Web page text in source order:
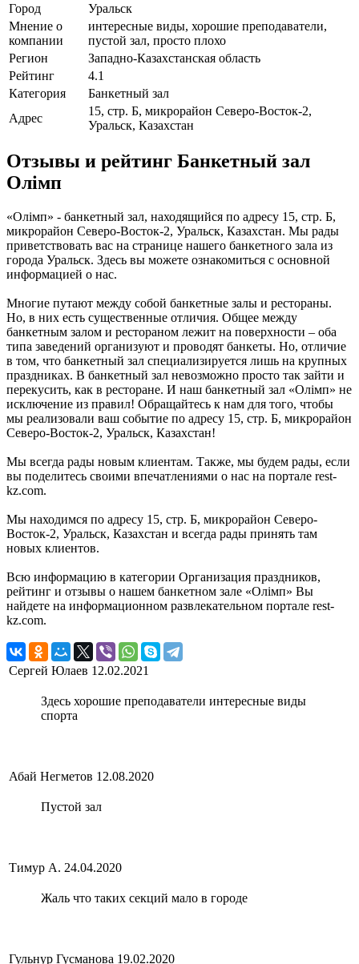
Город
Уральск
Мнение о
компании
интересные виды, хорошие преподаватели,
пустой зал, просто плохо
Регион
Западно-Казахстанская область
Рейтинг
4.1
Категория
Банкетный зал
Адрес
15, стр. Б, микрорайон Северо-Восток-2,
Уральск, Казахстан
Отзывы и рейтинг Банкетный зал
Олiмп
«Олiмп» - банкетный зал, находящийся по адресу 15, стр. Б,
микрорайон Северо-Восток-2, Уральск, Казахстан. Мы рады
приветствовать вас на странице нашего банкетного зала из
города Уральск. Здесь вы можете ознакомиться с основной
информацией о нас.
Многие путают между собой банкетные залы и рестораны.
Но, в них есть существенные отличия. Общее между
банкетным залом и рестораном лежит на поверхности – оба
типа заведений организуют и проводят банкеты. Но, отличие
в том, что банкетный зал специализируется лишь на крупных
праздниках. В банкетный зал невозможно просто так зайти и
перекусить, как в ресторане. И наш банкетный зал «Олiмп» не
исключение из правил! Обращайтесь к нам для того, чтобы
мы реализовали ваш событие по адресу 15, стр. Б, микрорайон
Северо-Восток-2, Уральск, Казахстан!
Мы всегда рады новым клиентам. Также, мы будем рады, если
вы поделитесь своими впечатлениями о нас на портале rest-
kz.com.
Мы находимся по адресу 15, стр. Б, микрорайон Северо-
Восток-2, Уральск, Казахстан и всегда рады принять там
новых клиентов.
Всю информацию в категории Организация праздников,
рейтинг и отзывы о нашем банкетном зале «Олiмп» Вы
найдете на информационном развлекательном портале rest-
kz.com.
Сергей Юлаев 12.02.2021
Здесь хорошие преподаватели интересные виды
спорта
Абай Негметов 12.08.2020
Пустой зал
Тимур А. 24.04.2020
Жаль что таких секций мало в городе
Гульнур Гусманова 19.02.2020